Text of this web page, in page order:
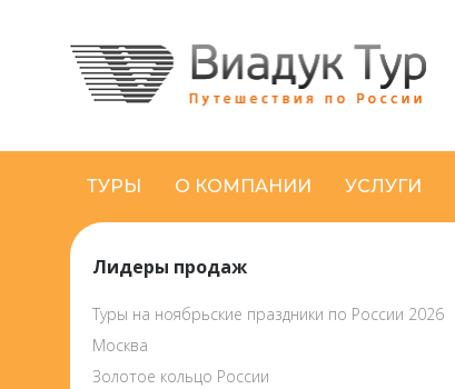
ТУРЫ О КОМПАНИИ УСЛУГИ
Лидеры продаж
Туры на ноябрьские праздники по России 2026
Москва
Золотое кольцо России